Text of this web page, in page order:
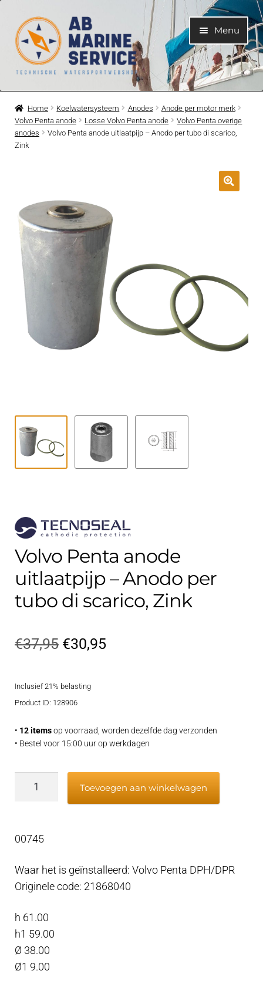
Ga
door
naar
navigatie
Ga
naar
de
inhoud
Menu
Home
Motoren
Submenu
Submenu
Koelwatersysteem
Techniek Blog
Submenu
Home Koelwatersysteem Anodes
Anode per motor merk
Volvo Penta anode
Losse Volvo Penta anode
Volvo Penta overige
anodes
Volvo Penta anode uitlaatpijp – Anodo per tubo di scarico,
Zink
Volvo Penta anode
uitlaatpijp – Anodo per
tubo di scarico, Zink
€37,95 Oorspronkelijke
was:
€30,95Huidige
Inclusief 21% belasting
Product ID: 128906
• 12 itemsop voorraad, worden dezelfde dag verzonden
• Bestel voor 15:00 uur op werkdagen
-
tubo
di
scarico,
Zink
aantal
Toevoegen aan winkelwagen
00745
Waar het is geïnstalleerd: Volvo Penta DPH/DPR
Originele code: 21868040
h 61.00
h1 59.00
Ø 38.00
Ø1 9.00